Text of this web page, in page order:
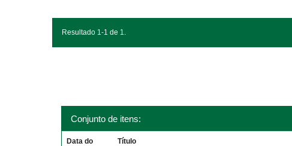
Resultado 1-1 de 1.
Conjunto de itens:
Data do Título